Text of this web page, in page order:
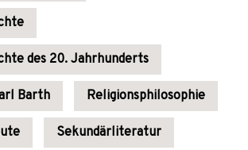
des 20. Jahrhunderts
Barth Religionsphilosophie
Sekundärliteratur